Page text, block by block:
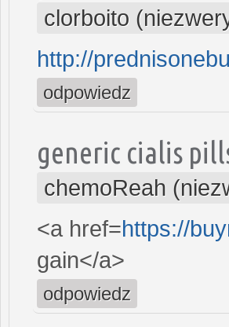
clorboito
http://
odpowiedz
generic cialis
chemoReah
<a href=https://
gain</a>
odpowiedz